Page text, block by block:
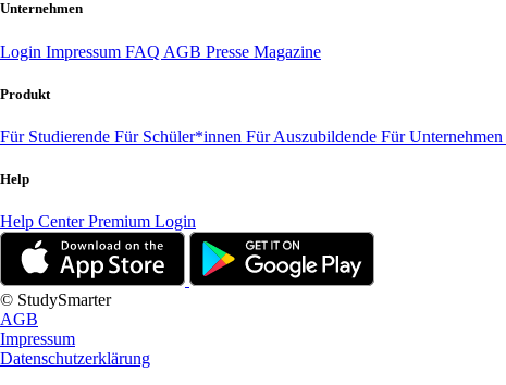
Unternehmen
Login Impressum FAQ AGB Presse Magazine
Produkt
Für Studierende Für Schüler*innen Für Auszubildende Für Unternehmen
Help
Help CenterPremium Login
© StudySmarter
AGB
Impressum
Datenschutzerklärung